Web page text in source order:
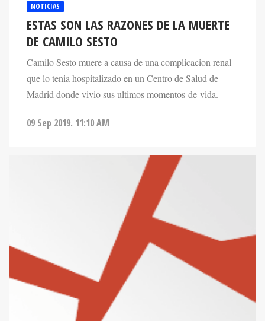
NOTICIAS
ESTAS SON LAS RAZONES DE LA MUERTE
DE CAMILO SESTO
Camilo Sesto muere a causa de una complicacion renal
que lo tenia hospitalizado en un Centro de Salud de
Madrid donde vivio sus ultimos momentos de vida.
09 Sep 2019. 11:10 AM